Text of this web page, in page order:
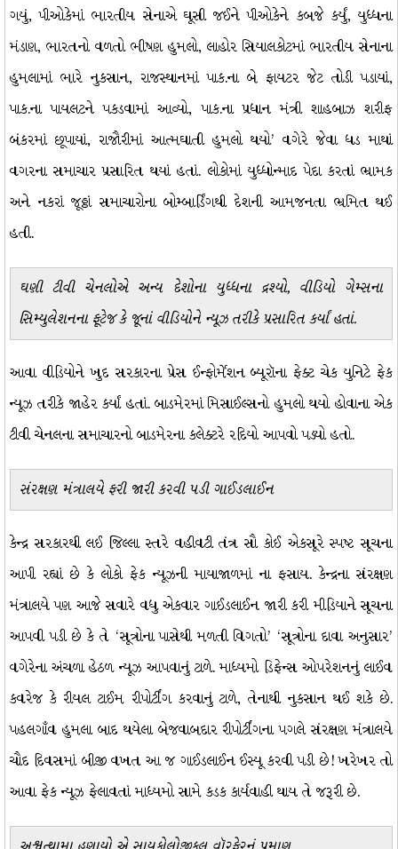
ગયું, પીઓકેમાં ભારતીય સેનાએ ઘૂસી જઈને પીઓકેને કબજે કર્યું, યુધ્ધના
મંડાણ, ભારતનો વળતો ભીષણ હુમલો, લાહોર સિયાલકોટમાં ભારતીય સેનાના
હુમલામાં ભારે નુકસાન, રાજસ્થાનમાં પાક.ના બે ફાયટર જેટ તોડી પડાયાં,
પાક.ના પાયલટને પકડવામાં આવ્યો, પાક.ના પ્રધાન મંત્રી શાહબાઝ શરીફ
બંકરમાં છૂપાયાં, રાજૌરીમાં આત્મઘાતી હુમલો થયો’ વગેરે જેવા ધડ માથાં
વગરના સમાચાર પ્રસારિત થયાં હતાં. લોકોમાં યુધ્ધોન્માદ પેદા કરતાં ભ્રામક
અને નકરાં જૂઠ્ઠાં સમાચારોના બોમ્બાર્ડિંગથી દેશની આમજનતા ભ્રમિત થઈ
હતી.
ઘણી ટીવી ચેનલોએ અન્ય દેશોના યુધ્ધના દ્રશ્યો, વીડિયો ગેમ્સના
સિમ્યુલેશનના ફૂટેજ કે જૂનાં વીડિયોને ન્યૂઝ તરીકે પ્રસારિત કર્યાં હતાં.
આવા વીડિયોને ખુદ સરકારના પ્રેસ ઈન્ફોર્મેશન બ્યૂરૉના ફેક્ટ ચેક યુનિટે ફેક
ન્યૂઝ તરીકે જાહેર કર્યાં હતાં. બાડમેરમાં મિસાઈલ્સનો હુમલો થયો હોવાના એક
ટીવી ચેનલના સમાચારનો બાડમેરના કલેક્ટરે રદિયો આપવો પડ્યો હતો.
સંરક્ષણ મંત્રાલયે ફરી જારી કરવી પડી ગાઈડલાઈન
કેન્દ્ર સરકારથી લઈ જિલ્લા સ્તરે વહીવટી તંત્ર સૌ કોઈ એકસૂરે સ્પષ્ટ સૂચના
આપી રહ્યાં છે કે લોકો ફેક ન્યૂઝની માયાજાળમાં ના ફસાય. કેન્દ્રના સંરક્ષણ
મંત્રાલયે પણ આજે સવારે વધુ એકવાર ગાઈડલાઈન જારી કરી મીડિયાને સૂચના
આપવી પડી છે કે તે ‘સૂત્રોના પાસેથી મળતી વિગતો’ ‘સૂત્રોના દાવા અનુસાર’
વગેરેના અંચળા હેઠળ ન્યૂઝ આપવાનું ટાળે. માધ્યમો ડિફેન્સ ઓપરેશનનું લાઈવ
કવરેજ કે રીયલ ટાઈમ રીપોર્ટીંગ કરવાનું ટાળે, તેનાથી નુકસાન થઈ શકે છે.
પહલગાઁવ હુમલા બાદ થયેલા બેજવાબદાર રીપોર્ટીંગના પગલે સંરક્ષણ મંત્રાલયે
ચૌદ દિવસમાં બીજી વખત આ જ ગાઈડલાઈન ઈસ્યૂ કરવી પડી છે! ખરેખર તો
આવા ફેક ન્યૂઝ ફેલાવતાં માધ્યમો સામે કડક કાર્યવાહી થાય તે જરૂરી છે.